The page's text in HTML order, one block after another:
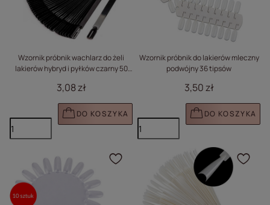
Wzornik próbnik wachlarz do żeli
lakierów hybryd i pyłków czarny 50
3,08 zł
DO KOSZYKA
Wzornik próbnik do lakierów mleczny
podwójny 36 tipsów
3,50 zł
DO KOSZYKA
Kliknij, aby dodać